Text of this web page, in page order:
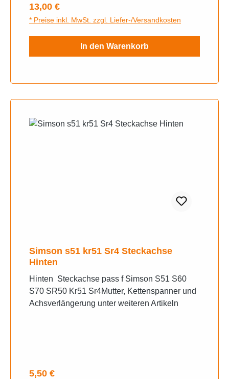
Regulärer Preis:
13,00 €
* Preise inkl. MwSt. zzgl. Liefer-/Versandkosten
In den Warenkorb
Simson s51 kr51 Sr4 Steckachse
Hinten
Hinten Steckachse pass f Simson S51 S60
S70 SR50 Kr51 Sr4Mutter, Kettenspanner und
Achsverlängerung unter weiteren Artikeln
Regulärer Preis:
5,50 €